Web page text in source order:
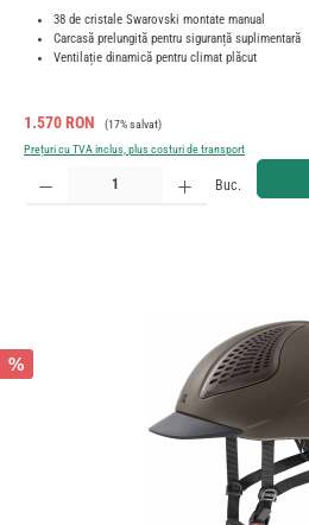
38 de cristale Swarovski montate manual
Carcasă prelungită pentru siguranță suplimentară
Ventilație dinamică pentru climat plăcut
Preț de vânzare:
1.570 RON Preț obișnuit:
(17% salvat)
Prețuri cu TVA inclus, plus costuri de transport
Cantitate produs: Introduceți cantitatea dorită sau
Buc.
%